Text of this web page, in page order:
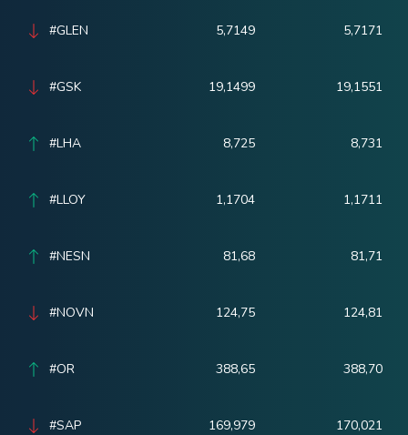
#GLEN 5,7149 5,7171
#GSK 19,1499 19,1551
#LHA 8,725 8,731
#LLOY 1,1704 1,1711
#NESN 81,68 81,71
#NOVN 124,75 124,81
#OR 388,65 388,70
#SAP 169,979 170,021